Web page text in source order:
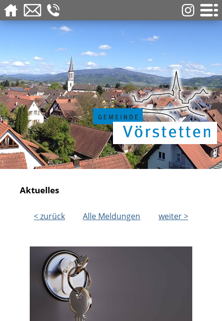
Aktuelles
< zurück Alle Meldungen weiter >